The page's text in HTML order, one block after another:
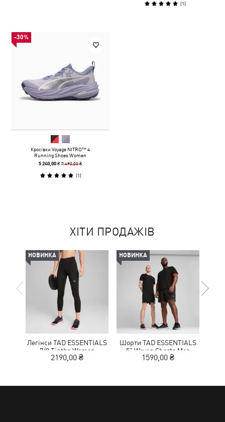
(1)
-30%
Кросівки Voyage NITRO™ 4
Running Shoes Women
5 240,00 ₴7 490,00 ₴
(1)
ХІТИ ПРОДАЖІВ
НОВИНКА
Легінси TAD ESSENTIALS
7/8 Tigths Women
2190,00 ₴
НОВИНКА
Шорти TAD ESSENTIALS
5" Woven Shorts Men
1590,00 ₴